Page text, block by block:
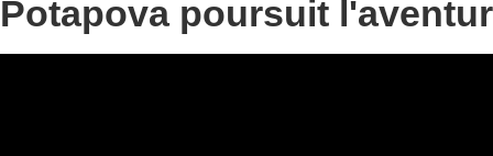
Potapova poursuit